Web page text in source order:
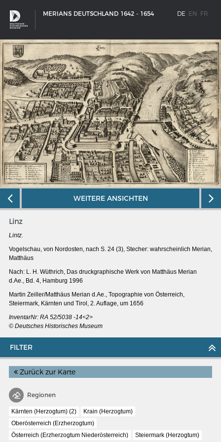
MERIANS DEUTSCHLAND 1642 - 1654 DE EN FR
Entwicklungen im europäischen Schiffbau
MERIANS DEUTSCHLAND 1642 - 1654
Interaktive Karte
Bildergalerie Topographia Germaniae
Impressum
FILTER
Zurück zur Karte
Regionen
Kärnten (Herzogtum) (2)
Krain (Herzogtum)
Oberösterreich (Erzherzogtum)
Österreich (Erzherzogtum Niederösterreich)
Steiermark (Herzogtum)
WEITERE ANSICHTEN
Linz
Lintz.
Vogelschau, von Nordosten, nach S. 24 (3), Stecher: wahrscheinlich Merian,
Matthäus
Nach: L. H. Wüthrich, Das druckgraphische Werk von Matthäus Merian
d.Ae., Bd. 4, Hamburg 1996
Martin Zeiller/Matthäus Merian d.Ae., Topographie von Österreich,
Steiermark, Kärnten und Tirol, 2. Auflage, um 1656
InventarNr: RA 52/5038 -14<2>
© Deutsches Historisches Museum